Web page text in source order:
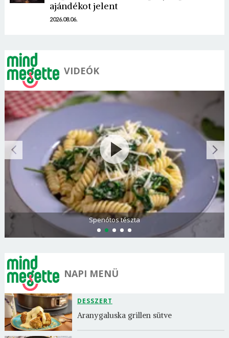
ajándékot jelent
2026.08.06.
VIDEÓK
Olasz és görög paradicsomsaláta
NAPI MENÜ
DESSZERT
Aranygaluska grillen sütve